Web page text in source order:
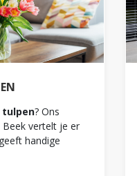
tulpen? Ons
vertelt je er
handige